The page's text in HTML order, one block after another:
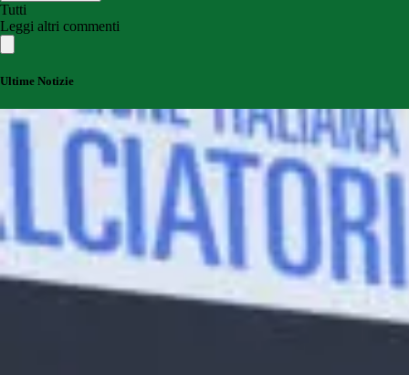
Tutti
Leggi altri commenti
Ultime Notizie